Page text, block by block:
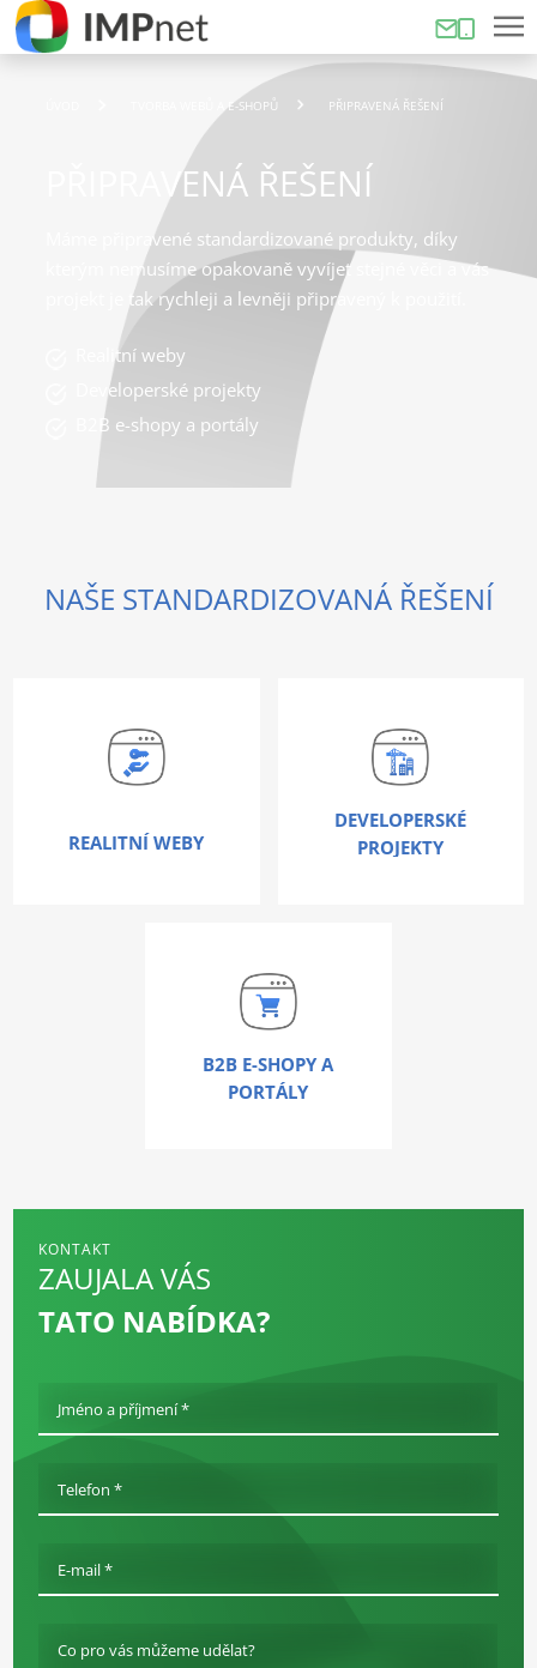
TVORBA WEBŮ A E-SHOPŮ PŘIPRAVENÁ ŘEŠENÍ
PŘIPRAVENÁ ŘEŠENÍ
Máme připravené standardizované produkty, díky
kterým nemusíme opakovaně vyvíjet stejné věci a vás
projekt je tak rychleji a levněji připravený k použití.
Realitní weby
Developerské projekty
B2B e-shopy a portály
NAŠE STANDARDIZOVANÁ ŘEŠENÍ
REALITNÍ WEBY
DEVELOPERSKÉ
PROJEKTY
B2B E-SHOPY A
PORTÁLY
KONTAKT
ZAUJALA VÁS
TATO NABÍDKA?
Jméno a příjmení *
Telefon *
E-mail *
Co pro vás můžeme udělat?